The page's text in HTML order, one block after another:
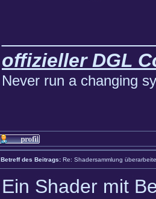
offizieller DGL
Never run a changing
Betreff des Beitrags: Re: Shadersammlung
Ein Shader mit